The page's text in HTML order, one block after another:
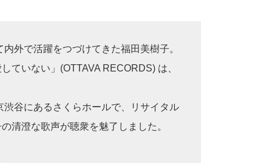
外で活躍をつづけてきた福田美樹子。
ていない」(OTTAVA RECORDS) は、
谷にあるさくらホールで、リサイタル
清澄な歌声が聴衆を魅了しました。